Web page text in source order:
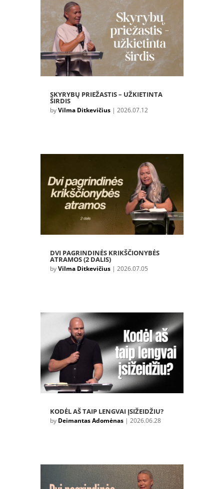
SKYRYBŲ PRIEŽASTIS – UŽKIETINTA
ŠIRDIS
byVilma Ditkevičius| 2026.07.12
DVI PAGRINDINĖS KRIKŠČIONYBĖS
ATRAMOS (2 DALIS)
byVilma Ditkevičius| 2026.07.05
KODĖL AŠ TAIP LENGVAI ĮSIŽEIDŽIU?
by Deimantas Adomėnas| 2026.06.28